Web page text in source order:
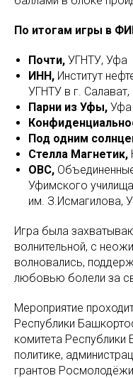
По итогам игры в
Почти, УГНТУ, Уфа
ИНН, Институт
УГНТУ в г. Салават,
Парни из Уфы, Уфа
Под одним
Стелла Магнетик,
ОВС,
Уфимского училища
им. З.Исмагилова,
Игра была
волнительной, с
волновались,
любовью болели за
Мероприятие
Республики
комитета
политике,
грантов